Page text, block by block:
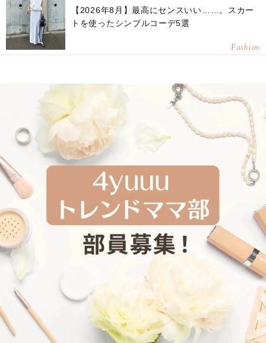
【2026年8月】最高にセンスいい……。スカー
トを使ったシンプルコーデ5選
Fashion